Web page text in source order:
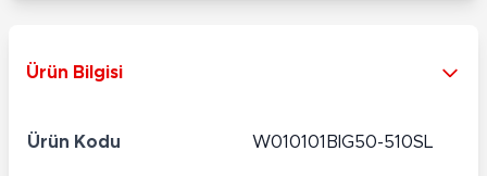
Ürün Bilgisi
Ürün Kodu W010101BIG50-510SL